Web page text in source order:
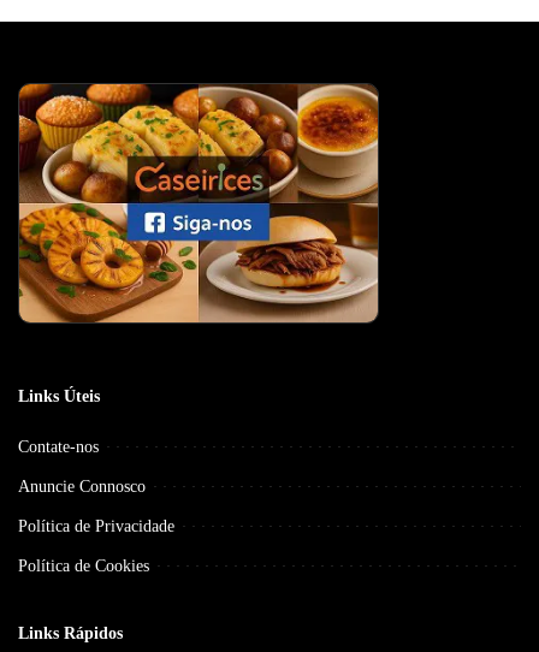
Links Úteis
Contate-nos
Anuncie Connosco
Política de Privacidade
Política de Cookies
Links Rápidos